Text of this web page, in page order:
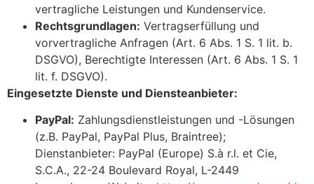
vertragliche Leistungen und Kundenservice.
Rechtsgrundlagen: Vertragserfüllung und
vorvertragliche Anfragen (Art. 6 Abs. 1 S. 1 lit. b.
DSGVO), Berechtigte Interessen (Art. 6 Abs. 1 S. 1
lit. f. DSGVO).
Eingesetzte Dienste und Diensteanbieter:
PayPal: Zahlungsdienstleistungen und -Lösungen
(z.B. PayPal, PayPal Plus, Braintree);
Dienstanbieter: PayPal (Europe) S.à r.l. et Cie,
S.C.A., 22-24 Boulevard Royal, L-2449